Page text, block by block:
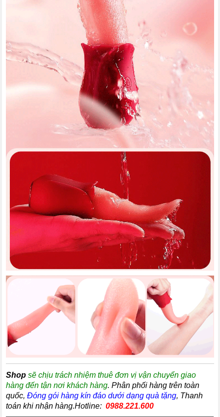
Shop sẽ chịu trách nhiệm thuê đơn vị vận chuyển giao
hàng đến tận nơi khách hàng. Phân phối hàng trên toàn
quốc,Đóng gói hàng kín đáo dưới dạng quà tặng, Thanh
toán khi nhận hàng.Hotline: 0988.221.600